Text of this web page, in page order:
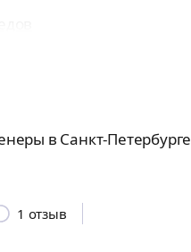
в Санкт-Петербурге
1 отзыв